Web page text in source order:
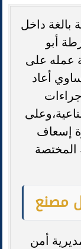
داخل
أبو
عمله على
أعاد
إسعاف
المختصة
مصنع
أمن